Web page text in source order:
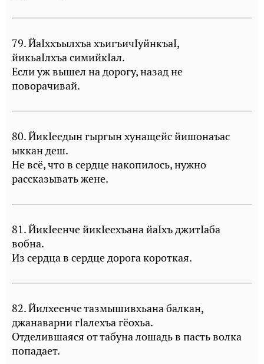
79. ЙаIххъылхъа хъигъичIуйнкъаI,
йикьаIлхъа симийкIал.
Если уж вышел на дорогу, назад не
поворачивай.
80. ЙикIеедын гыргын хунащейс йишонаъас
ыккан деш.
Не всё, что в сердце накопилось, нужно
рассказывать жене.
81. ЙикIеенче йикIеехъана йаIхъ джитIаба
вобна.
Из сердца в сердце дорога короткая.
82. Йилхеенче тазмышивхьана балкан,
джанаварни гIалехъа гёохьа.
Отделившаяся от табуна лошадь в пасть волка
попадает.